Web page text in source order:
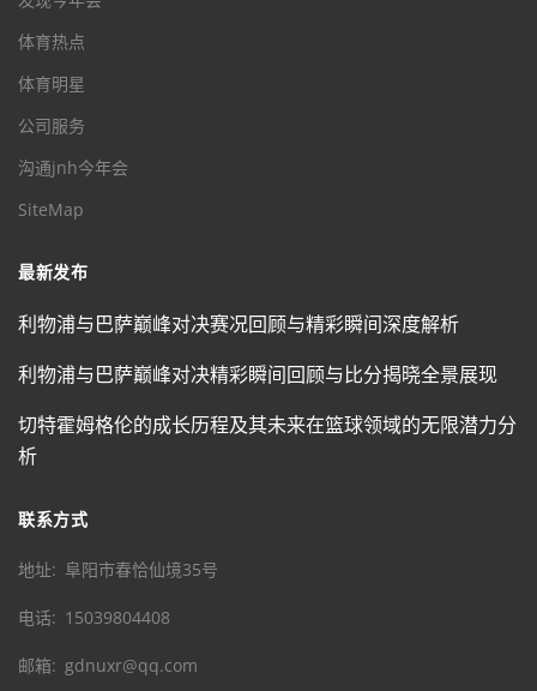
体育热点
体育明星
公司服务
沟通jnh今年会
SiteMap
最新发布
利物浦与巴萨巅峰对决赛况回顾与精彩瞬间深度解析
利物浦与巴萨巅峰对决精彩瞬间回顾与比分揭晓全景展现
切特霍姆格伦的成长历程及其未来在篮球领域的无限潜力分
析
联系方式
地址 阜阳市春恰仙境35号
电话 15039804408
邮箱 gdnuxr@qq.com